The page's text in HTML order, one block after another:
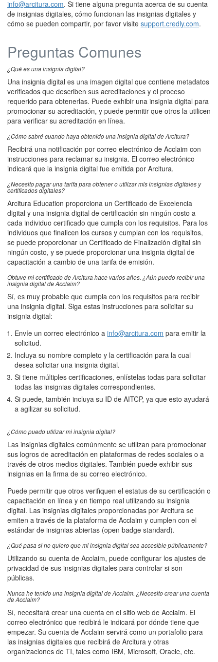
info@arcitura.com. Si tiene alguna pregunta acerca de su cuenta
de insignias digitales, cómo funcionan las insignias digitales y
cómo se pueden compartir, por favor visite support.credly.com.
Preguntas Comunes
¿Qué es una insignia digital?
Una insignia digital es una imagen digital que contiene metadatos
verificados que describen sus acreditaciones y el proceso
requerido para obtenerlas. Puede exhibir una insignia digital para
promocionar su acreditación, y puede permitir que otros la utilicen
para verificar su acreditación en línea.
¿Cómo sabré cuando haya obtenido una insignia digital de Arcitura?
Recibirá una notificación por correo electrónico de Acclaim con
instrucciones para reclamar su insignia. El correo electrónico
indicará que la insignia digital fue emitida por Arcitura.
¿Necesito pagar una tarifa para obtener o utilizar mis insignias digitales y
certificados digitales?
Arcitura Education proporciona un Certificado de Excelencia
digital y una insignia digital de certificación sin ningún costo a
cada individuo certificado que cumpla con los requisitos. Para los
individuos que finalicen los cursos y cumplan con los requisitos,
se puede proporcionar un Certificado de Finalización digital sin
ningún costo, y se puede proporcionar una insignia digital de
capacitación a cambio de una tarifa de emisión.
Obtuve mi certificado de Arcitura hace varios años. ¿Aún puedo recibir una
insignia digital de Acclaim?
Sí, es muy probable que cumpla con los requisitos para recibir
una insignia digital. Siga estas instrucciones para solicitar su
insignia digital:
Envíe un correo electrónico ainfo@arcitura.com para emitir la
solicitud.
Incluya su nombre completo y la certificación para la cual
desea solicitar una insignia digital.
Si tiene múltiples certificaciones, enlístelas todas para solicitar
todas las insignias digitales correspondientes.
Si puede, también incluya su ID de AITCP, ya que esto ayudará
a agilizar su solicitud.
¿Cómo puedo utilizar mi insignia digital?
Las insignias digitales comúnmente se utilizan para promocionar
sus logros de acreditación en plataformas de redes sociales o a
través de otros medios digitales. También puede exhibir sus
insignias en la firma de su correo electrónico.
Puede permitir que otros verifiquen el estatus de su certificación o
capacitación en línea y en tiempo real utilizando su insignia
digital. Las insignias digitales proporcionadas por Arcitura se
emiten a través de la plataforma de Acclaim y cumplen con el
estándar de insignias abiertas (open badge standard).
¿Qué pasa si no quiero que mi insignia digital sea accesible públicamente?
Utilizando su cuenta de Acclaim, puede configurar los ajustes de
privacidad de sus insignias digitales para controlar si son
públicas.
Nunca he tenido una insignia digital de Acclaim. ¿Necesito crear una cuenta
de Acclaim?
Sí, necesitará crear una cuenta en el sitio web de Acclaim. El
correo electrónico que recibirá le indicará por dónde tiene que
empezar. Su cuenta de Acclaim servirá como un portafolio para
las insignias digitales que recibirá de Arcitura y otras
organizaciones de TI, tales como IBM, Microsoft, Oracle, etc.